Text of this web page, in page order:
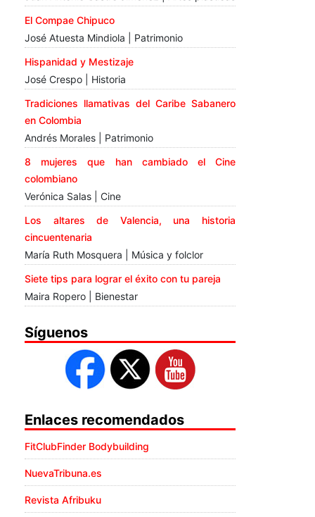
El Compae Chipuco
José Atuesta Mindiola | Patrimonio
Hispanidad y Mestizaje
José Crespo | Historia
Tradiciones llamativas del Caribe Sabanero
en Colombia
Andrés Morales | Patrimonio
8 mujeres que han cambiado el Cine
colombiano
Verónica Salas | Cine
Los altares de Valencia, una historia
cincuentenaria
María Ruth Mosquera | Música y folclor
Siete tips para lograr el éxito con tu pareja
Maira Ropero | Bienestar
Síguenos
Enlaces recomendados
FitClubFinder Bodybuilding
NuevaTribuna.es
Revista Afribuku